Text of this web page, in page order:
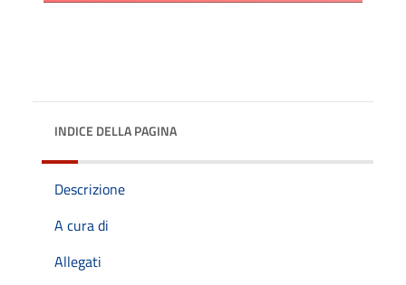
INDICE DELLA PAGINA
Descrizione
A cura di
Allegati